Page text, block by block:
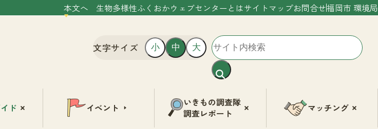
本文へ 生物多様性ふくおかウェブセンターとはサイトマップお問合せ福岡市 環境局
文字サイズ 小 中 大
ド イベント
いきもの調査隊
調査レポート
マッチング